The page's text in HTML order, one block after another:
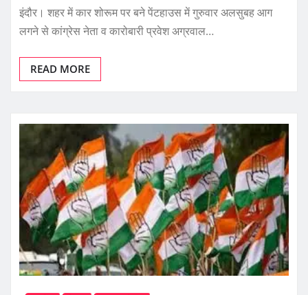
इंदौर। शहर में कार शोरूम पर बने पेंटहाउस में गुरुवार अलसुबह आग
लगने से कांग्रेस नेता व कारोबारी प्रवेश अग्रवाल…
READ MORE